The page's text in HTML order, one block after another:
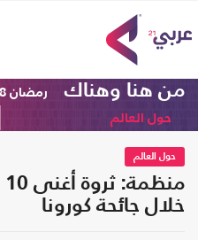
من هنا وهناك رمضان 2018
حول العالم
حول العالم
خلال جائحة كورونا